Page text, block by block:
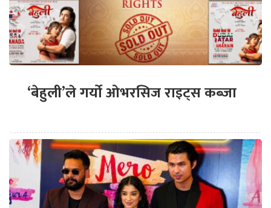
‘बेहुली’ले गर्यो ओभरसिज राइट्स कब्जा